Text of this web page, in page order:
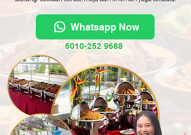
Whatsapp Now
6010-252 9688